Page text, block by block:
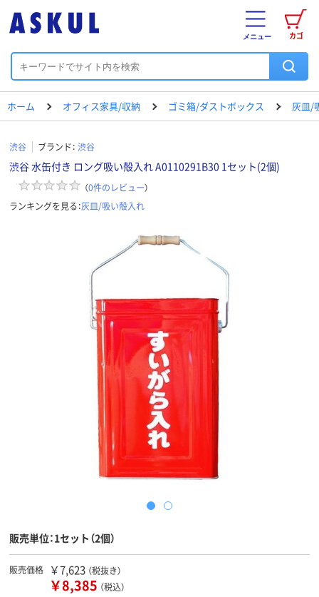
カゴ
メニュー
ホーム オフィス家具/収納 ゴミ箱/ダストボックス 灰皿/
渋谷 ブランド： 渋谷
渋谷 水缶付き ロング吸い殻入れ A0110291B30 1セット(2個)
（0件のレビュー）
ランキングを見る：灰皿/吸い殻入れ
販売単位：1セット（2個）
販売価格 ￥7,623 （税抜き）
￥8,385 （税込）